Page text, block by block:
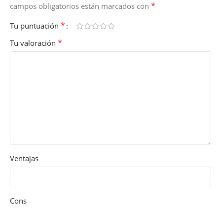
campos obligatorios están marcados con *
Tu puntuación *
Tu valoración *
Ventajas
Cons